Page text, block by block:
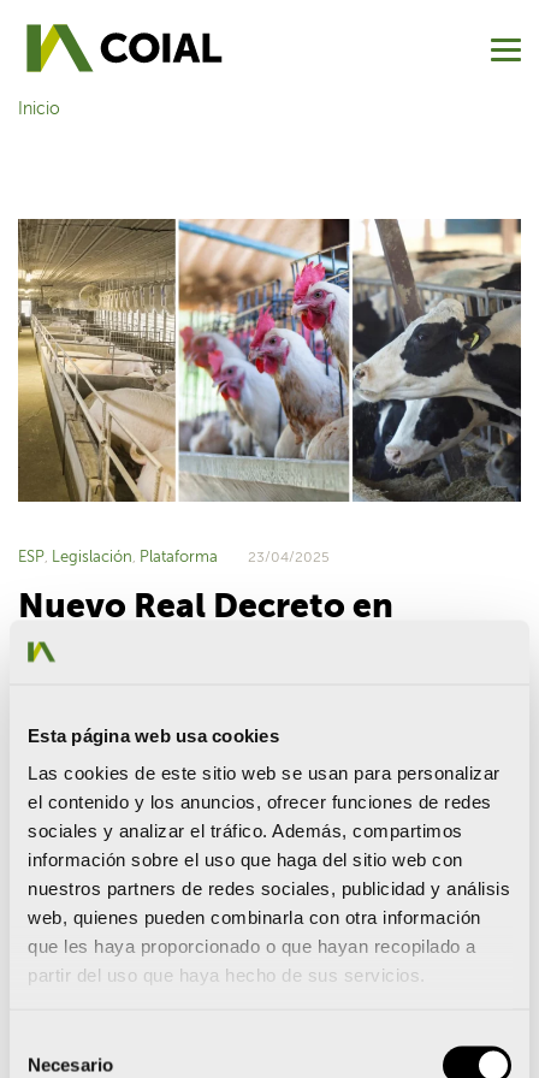
Esta página web usa cookies
Las cookies de este sitio web se usan para personalizar
el contenido y los anuncios, ofrecer funciones de redes
sociales y analizar el tráfico. Además, compartimos
información sobre el uso que haga del sitio web con
nuestros partners de redes sociales, publicidad y análisis
web, quienes pueden combinarla con otra información
que les haya proporcionado o que hayan recopilado a
partir del uso que haya hecho de sus servicios.
Necesario
Inicio
ESP, Legislación, Plataforma 23/04/2025
Nuevo Real Decreto en
materia de vigilancia de